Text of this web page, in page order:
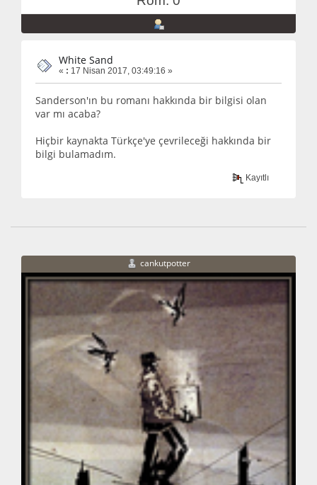
White Sand
« : 17 Nisan 2017, 03:49:16 »
Sanderson'ın bu romanı hakkında bir bilgisi olan
var mı acaba?
Hiçbir kaynakta Türkçe'ye çevrileceği hakkında bir
bilgi bulamadım.
Kayıtlı
cankutpotter